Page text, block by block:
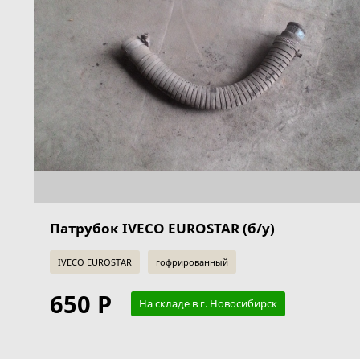
Патрубок IVECO EUROSTAR (б/у)
IVECO EUROSTAR гофрированный
650 Р На складе в г. Новосибирск